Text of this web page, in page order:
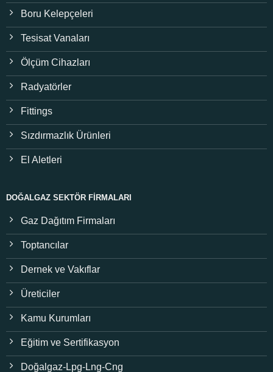
Boru Kelepçeleri
Tesisat Vanaları
Ölçüm Cihazları
Radyatörler
Fittings
Sızdırmazlık Ürünleri
El Aletleri
DOĞALGAZ SEKTÖR FIRMALARI
Gaz Dağıtım Firmaları
Toptancılar
Dernek ve Vakıflar
Üreticiler
Kamu Kurumları
Eğitim ve Sertifikasyon
Doğalgaz-Lpg-Lng-Cng